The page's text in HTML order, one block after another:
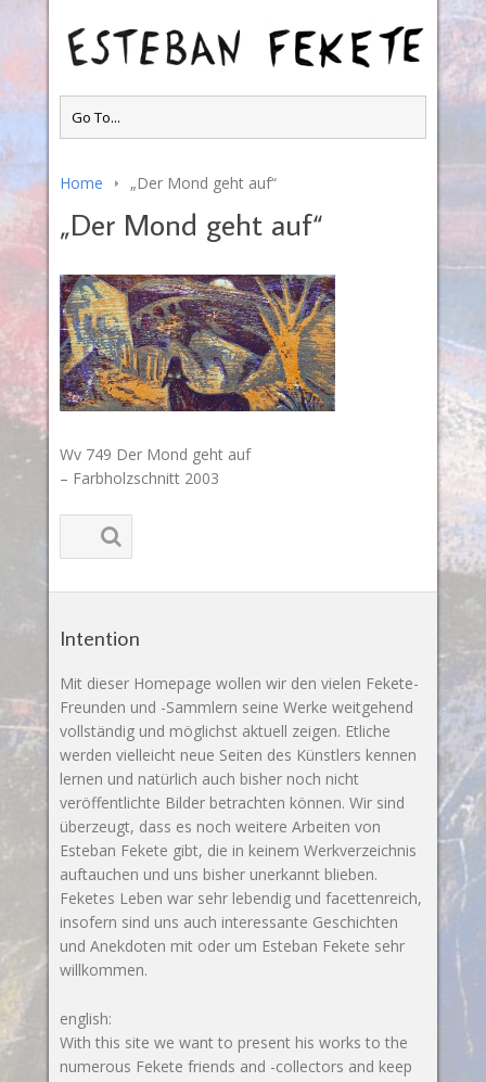
Home „Der Mond geht auf“
„Der Mond geht auf“
Wv 749 Der Mond geht auf
– Farbholzschnitt 2003
Intention
Mit dieser Homepage wollen wir den vielen Fekete-
Freunden und -Sammlern seine Werke weitgehend
vollständig und möglichst aktuell zeigen. Etliche
werden vielleicht neue Seiten des Künstlers kennen
lernen und natürlich auch bisher noch nicht
veröffentlichte Bilder betrachten können. Wir sind
überzeugt, dass es noch weitere Arbeiten von
Esteban Fekete gibt, die in keinem Werkverzeichnis
auftauchen und uns bisher unerkannt blieben.
Feketes Leben war sehr lebendig und facettenreich,
insofern sind uns auch interessante Geschichten
und Anekdoten mit oder um Esteban Fekete sehr
willkommen.
english:
With this site we want to present his works to the
numerous Fekete friends and -collectors and keep